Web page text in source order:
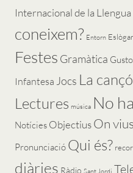
Internacional de la
coneixem? Entorn
Festes Gramàtica
Infantesa Jocs La
Lectures música No
Notícies ObjectiusOn
Pronunciació Qui és?
diàries Ràdio Sant Jordi